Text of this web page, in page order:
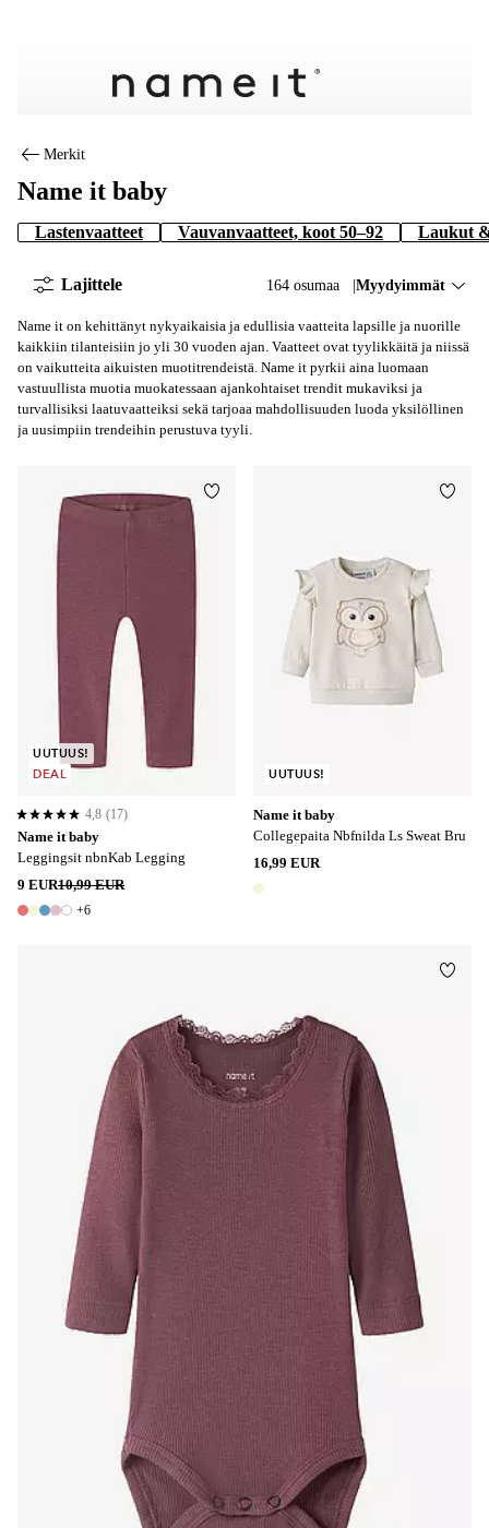
Merkit
Name it baby
Lastenvaatteet Vauvanvaatteet, koot 50–92 Laukut
164 osumaa Lajittele:
Myydyimmät
Lajittele
Name it on kehittänyt nykyaikaisia ja edullisia vaatteita lapsille ja nuorille
kaikkiin tilanteisiin jo yli 30 vuoden ajan. Vaatteet ovat tyylikkäitä ja niissä
on vaikutteita aikuisten muotitrendeistä. Name it pyrkii aina luomaan
vastuullista muotia muokatessaan ajankohtaiset trendit mukaviksi ja
turvallisiksi laatuvaatteiksi sekä tarjoaa mahdollisuuden luoda yksilöllinen
ja uusimpiin trendeihin perustuva tyyli.
Name it baby
Leggingsit nbnKab Legging
9 EUR10,99 EUR
11 värejä
+6
4,8 perustuen 17 arvosanaan
4,8 (17)
UUTUUS!
DEAL
Lisää suosikkeihin
Name it baby
Collegepaita Nbfnilda Ls Sweat Bru
16,99 EUR
1 väri
UUTUUS!